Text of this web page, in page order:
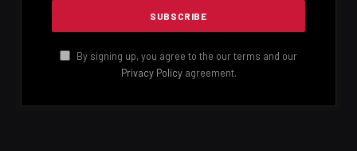
By signing up, you agree to the our terms and our
Privacy Policyagreement.